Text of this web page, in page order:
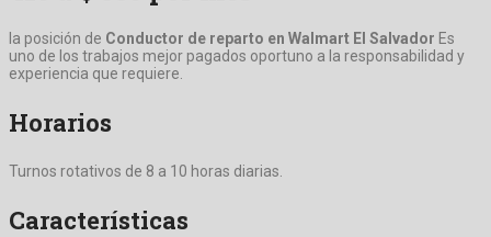
la posición de Conductor de reparto en Walmart El Salvador Es
uno de los trabajos mejor pagados oportuno a la responsabilidad y
experiencia que requiere.
Horarios
Turnos rotativos de 8 a 10 horas diarias.
Características